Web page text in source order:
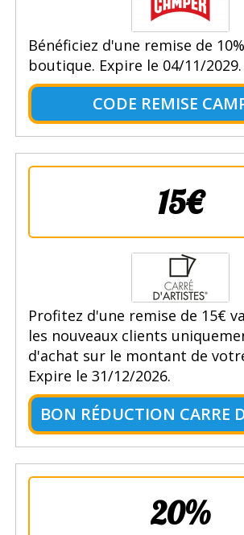
Bénéficiez d'une remise de
boutique. Expire le 04/11/2029.
CODE REMISE
15€
Profitez d'une remise de 15€
les nouveaux clients
d'achat sur le montant de
Expire le 31/12/2026.
BON RÉDUCTION CARRE
20%